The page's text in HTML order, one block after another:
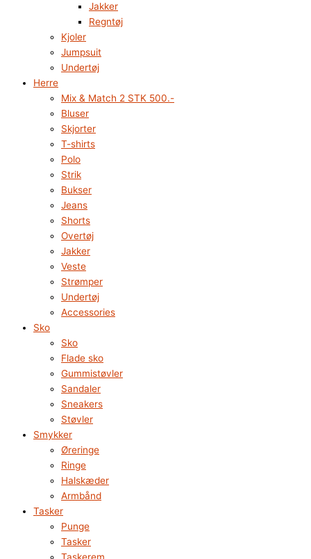
Jakker
Regntøj
Kjoler
Jumpsuit
Undertøj
Herre
Mix & Match 2 STK 500.-
Bluser
Skjorter
T-shirts
Polo
Strik
Bukser
Jeans
Shorts
Overtøj
Jakker
Veste
Strømper
Undertøj
Accessories
Sko
Sko
Flade sko
Gummistøvler
Sandaler
Sneakers
Støvler
Smykker
Øreringe
Ringe
Halskæder
Armbånd
Tasker
Punge
Tasker